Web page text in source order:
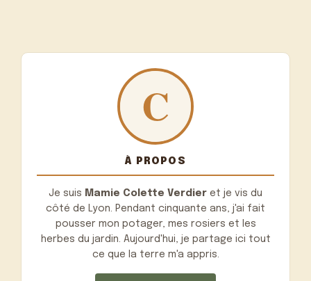
À PROPOS
Je suis Mamie Colette Verdier et je vis du
côté de Lyon. Pendant cinquante ans, j'ai fait
pousser mon potager, mes rosiers et les
herbes du jardin. Aujourd'hui, je partage ici tout
ce que la terre m'a appris.